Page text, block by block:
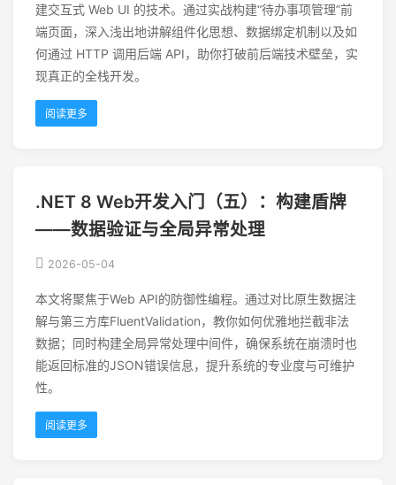
建交互式 Web UI 的技术。通过实战构建“待办事项管理”前
端页面，深入浅出地讲解组件化思想、数据绑定机制以及如
何通过 HTTP 调用后端 API，助你打破前后端技术壁垒，实
现真正的全栈开发。
阅读更多
.NET 8 Web开发入门（五）：构建盾牌
——数据验证与全局异常处理
2026-05-04
本文将聚焦于Web API的防御性编程。通过对比原生数据注
解与第三方库FluentValidation，教你如何优雅地拦截非法
数据；同时构建全局异常处理中间件，确保系统在崩溃时也
能返回标准的JSON错误信息，提升系统的专业度与可维护
性。
阅读更多